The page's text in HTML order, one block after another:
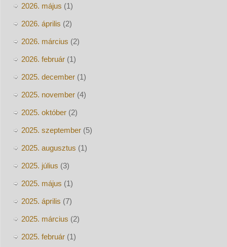
2026. május (1)
2026. április (2)
2026. március (2)
2026. február(1)
2025. december(1)
2025. november(4)
2025. október(2)
2025. szeptember(5)
2025. augusztus (1)
2025. július (3)
2025. május (1)
2025. április (7)
2025. március (2)
2025. február(1)